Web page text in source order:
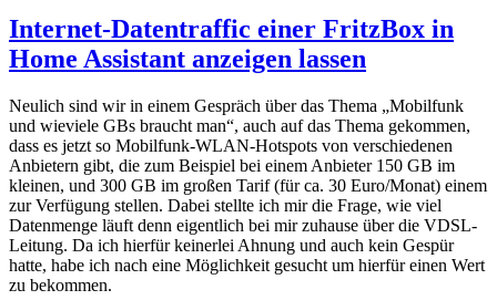
Internet-Datentraffic einer FritzBox in
Home Assistant anzeigen lassen
Neulich sind wir in einem Gespräch über das Thema „Mobilfunk
und wieviele GBs braucht man“, auch auf das Thema gekommen,
dass es jetzt so Mobilfunk-WLAN-Hotspots von verschiedenen
Anbietern gibt, die zum Beispiel bei einem Anbieter 150 GB im
kleinen, und 300 GB im großen Tarif (für ca. 30 Euro/Monat) einem
zur Verfügung stellen. Dabei stellte ich mir die Frage, wie viel
Datenmenge läuft denn eigentlich bei mir zuhause über die VDSL-
Leitung. Da ich hierfür keinerlei Ahnung und auch kein Gespür
hatte, habe ich nach eine Möglichkeit gesucht um hierfür einen Wert
zu bekommen.